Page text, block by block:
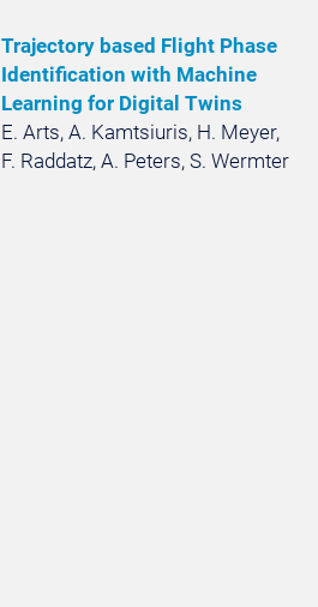
Trajectory based Flight Phase
Identification with Machine
Learning for Digital Twins
E. Arts, A. Kamtsiuris, H. Meyer,
F. Raddatz, A. Peters, S. Wermter